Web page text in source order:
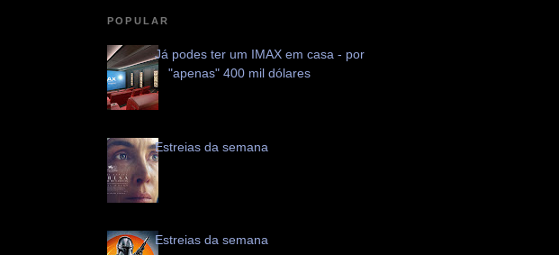
POPULAR
Já podes ter um IMAX em casa - por
"apenas" 400 mil dólares
Estreias da semana
Estreias da semana